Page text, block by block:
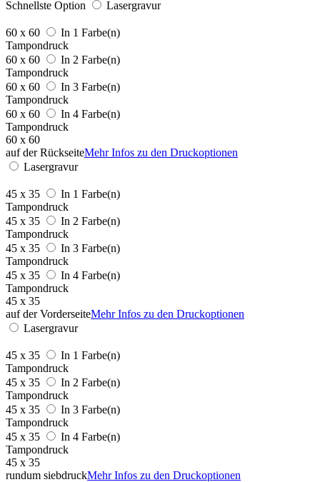
Schnellste Option Lasergravur
60 x 60
In 1 Farbe(n)
Tampondruck
60 x 60
In 2 Farbe(n)
Tampondruck
60 x 60
In 3 Farbe(n)
Tampondruck
60 x 60
In 4 Farbe(n)
Tampondruck
60 x 60
auf der RückseiteMehr Infos zu den Druckoptionen
Lasergravur
45 x 35
In 1 Farbe(n)
Tampondruck
45 x 35
In 2 Farbe(n)
Tampondruck
45 x 35
In 3 Farbe(n)
Tampondruck
45 x 35
In 4 Farbe(n)
Tampondruck
45 x 35
auf der VorderseiteMehr Infos zu den Druckoptionen
Lasergravur
45 x 35
In 1 Farbe(n)
Tampondruck
45 x 35
In 2 Farbe(n)
Tampondruck
45 x 35
In 3 Farbe(n)
Tampondruck
45 x 35
In 4 Farbe(n)
Tampondruck
45 x 35
rundum siebdruckMehr Infos zu den Druckoptionen